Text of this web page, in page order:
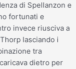
di Spellanzon e
fortunati e
invece riusciva a
lasciando i
tra
dietro per